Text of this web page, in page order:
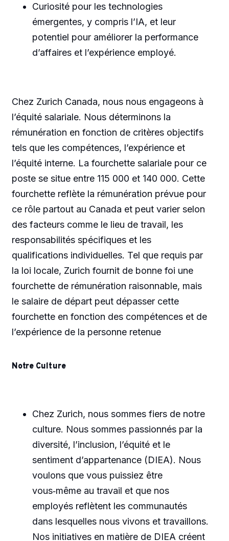
Curiosité pour les technologies
émergentes, y compris l’IA, et leur
potentiel pour améliorer la performance
d’affaires et l’expérience employé.
Chez Zurich Canada, nous nous engageons à
l’équité salariale. Nous déterminons la
rémunération en fonction de critères objectifs
tels que les compétences, l’expérience et
l’équité interne. La fourchette salariale pour ce
poste se situe entre 115 000 et 140 000. Cette
fourchette reflète la rémunération prévue pour
ce rôle partout au Canada et peut varier selon
des facteurs comme le lieu de travail, les
responsabilités spécifiques et les
qualifications individuelles. Tel que requis par
la loi locale, Zurich fournit de bonne foi une
fourchette de rémunération raisonnable, mais
le salaire de départ peut dépasser cette
fourchette en fonction des compétences et de
l’expérience de la personne retenue
Notre Culture
Chez Zurich, nous sommes fiers de notre
culture. Nous sommes passionnés par la
diversité, l’inclusion, l’équité et le
sentiment d’appartenance (DIEA). Nous
voulons que vous puissiez être
vous‑même au travail et que nos
employés reflètent les communautés
dans lesquelles nous vivons et travaillons.
Nos initiatives en matière de DIEA créent